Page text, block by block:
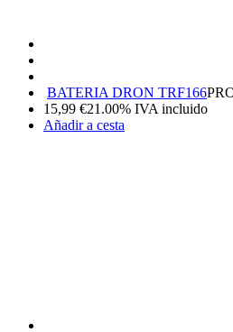
BATERIA DRON TRF166
15,99 €21.00% IVA incluido
Añadir a cesta